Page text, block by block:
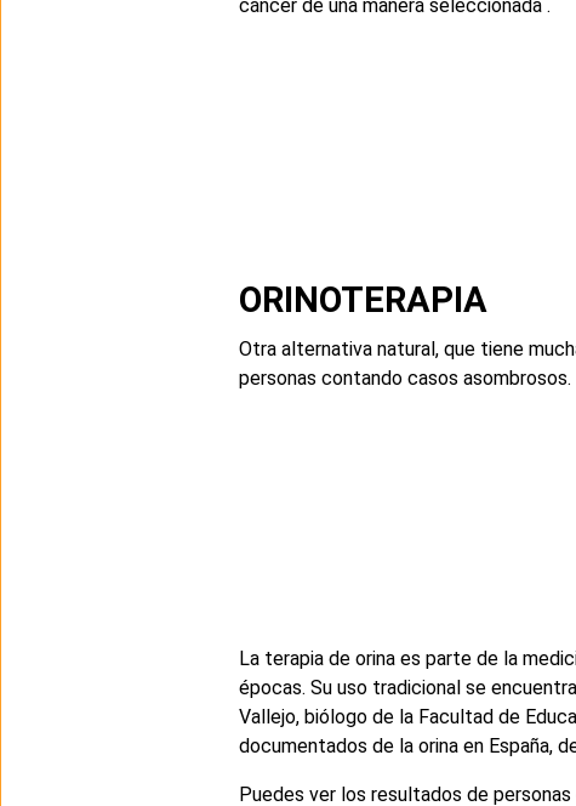
cáncer de una manera seleccionada .
ORINOTERAPIA
Otra alternativa natural, que tiene
personas contando casos asombrosos.
La terapia de orina es parte de la
épocas. Su uso tradicional se
Vallejo, biólogo de la Facultad de
documentados de la orina en España,
Puedes ver los resultados de personas